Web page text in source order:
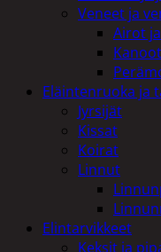
Veneet ja
Airot
Eläintenruoka ja
Jyrsijät
Kissat
Koirat
Linnut
Elintarvikkeet
Keksit ja